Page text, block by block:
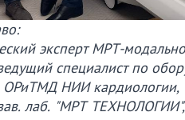
эксперт МРТ-
специалист по
ОРиТМД НИИ
лаб. "МРТ